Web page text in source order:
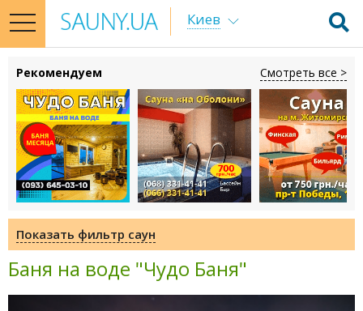
toggle
navigation
Киев
Рекомендуем Смотреть все >
Баня на воде "Чудо Баня"
Показать фильтр саун